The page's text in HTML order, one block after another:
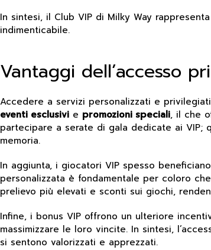
In sintesi, il Club VIP di Milky Way
indimenticabile.
Vantaggi dell’accesso
Accedere a servizi personalizzati e
eventi esclusivi e promozioni speciali, il che
partecipare a serate di gala dedicate ai VIP;
memoria.
In aggiunta, i giocatori VIP spesso
personalizzata è fondamentale per coloro
prelievo più elevati e sconti sui giochi,
Infine, i bonus VIP offrono un ulteriore
massimizzare le loro vincite. In sintesi,
si sentono valorizzati e apprezzati.